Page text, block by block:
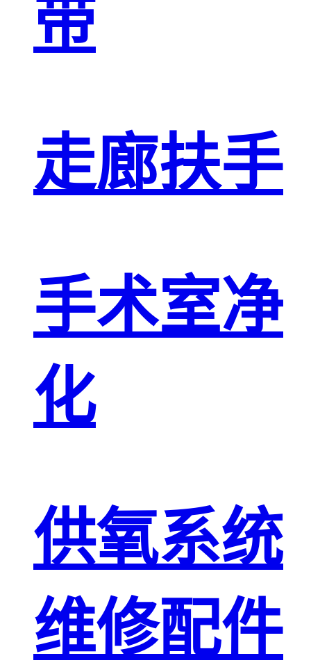
带
走廊扶手
手术室净
化
供氧系统
维修配件